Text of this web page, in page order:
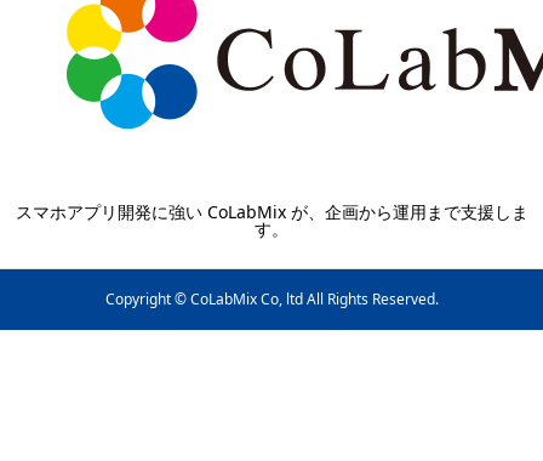
スマホアプリ開発に強い CoLabMix が、企画から運用まで支援しま
す。
Copyright © CoLabMix Co, ltd All Rights Reserved.